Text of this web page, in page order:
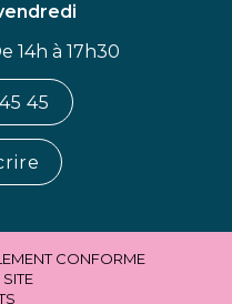
14h à 17h30
45
CONFORME